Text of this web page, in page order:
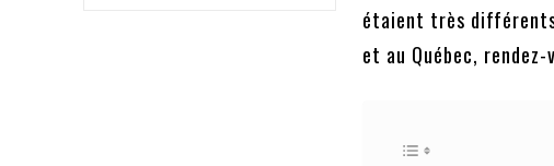
étaient très
et au Québec, rendez-